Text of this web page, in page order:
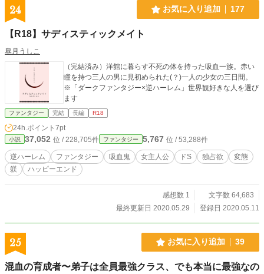
24 お気に入り追加 177
【R18】サディスティックメイト
皐月うしこ
（完結済み）洋館に暮らす不死の体を持った吸血一族。赤い
瞳を持つ三人の男に見初められた(？)一人の少女の三日間。
※「ダークファンタジー×逆ハーレム」世界観好きな人を選び
ます
ファンタジー 完結 長編 R18
24h.ポイント 7pt
小説 37,052 位 / 228,705件 ファンタジー 5,767 位 / 53,288件
逆ハーレム ファンタジー 吸血鬼 女主人公 ドS 独占欲
変態
躾
ハッピーエンド
感想数 1
文字数 64,683
最終更新日 2020.05.29
登録日 2020.05.11
25 お気に入り追加 39
混血の育成者〜弟子は全員最強クラス、でも本当に最強なの